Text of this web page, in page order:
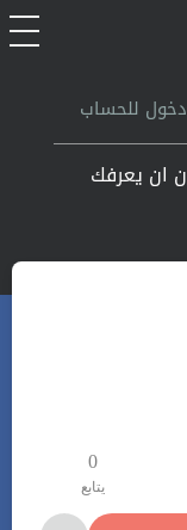
دخول للحساب
ان يعرفك
0
يتابع